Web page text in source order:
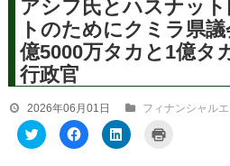
アシフ氏とハスナッ
トのためにクミラ県
億5000万タカと1億タ
行政官
2026年06月01日 フィナンシャル
ク
リ
F
a
ク
リ